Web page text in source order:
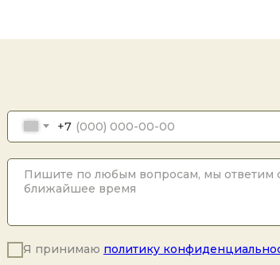
+7
Я принимаю политику